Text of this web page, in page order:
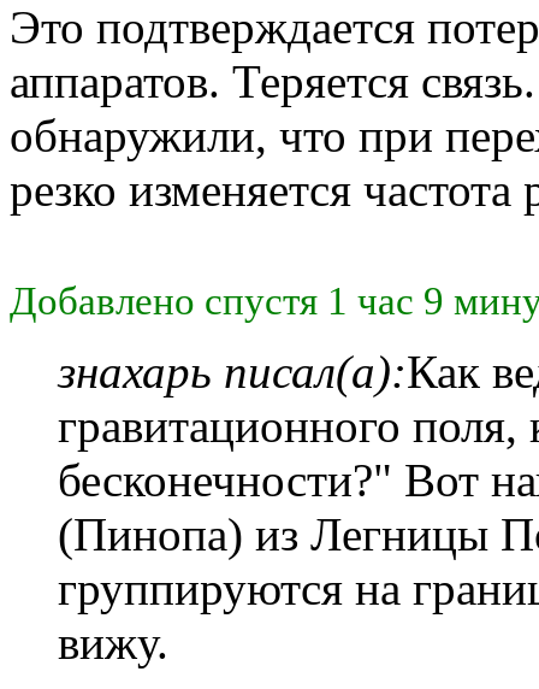
Это подтверждается
аппаратов. Теряется
обнаружили, что при
резко изменяется
Добавлено спустя 1 час 9
знахарь писал(а):Как
гравитационного поля,
бесконечности?" Вот
(Пинопа) из Легницы
группируются на
вижу.